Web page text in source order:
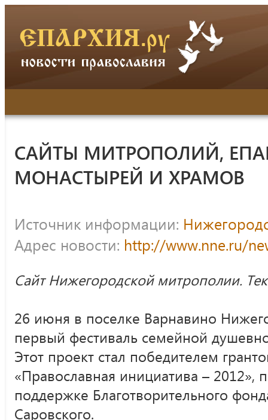
САЙТЫ МИТРОПОЛИЙ,
МОНАСТЫРЕЙ И ХРАМОВ
Источник информации:
Адрес новости: http://www.nne.ru/
Сайт Нижегородской митрополии.
26 июня в поселке Варнавино
первый фестиваль семейной
Этот проект стал победителем
«Православная инициатива – 2012»,
поддержке Благотворительного
Саровского.